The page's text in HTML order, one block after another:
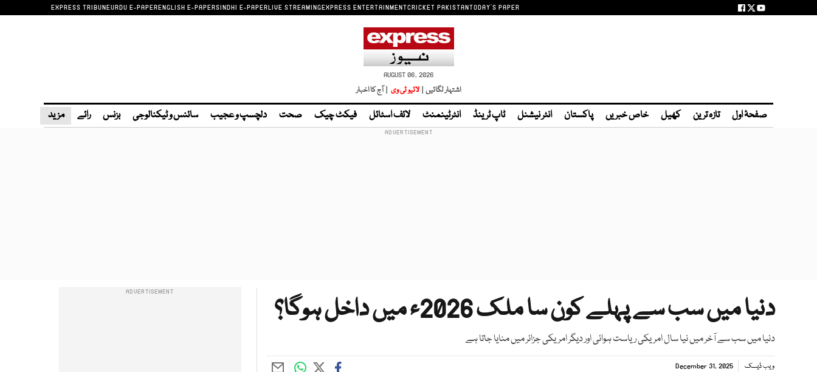
EXPRESS TRIBUNEURDU E-PAPERENGLISH E-PAPERSINDHI E-PAPERLIVE STREAMINGEXPRESS ENTERTAINMENTCRICKET PAKISTANTODAY'S PAPER
AUGUST 06, 2026
اشتہار لگائیں | لائیو ٹی وی | آج کا اخبار
صفحۂ اول تازہ ترین کھیل خاص خبریں پاکستان انٹر نیشنل ٹاپ ٹرینڈ انٹرٹینمنٹ لائف اسٹائل فیکٹ چیک صحت دلچسپ و عجیب سائنس و ٹیکنالوجی بزنس رائے مزید
دنیا میں سب سے پہلے کون سا ملک 2026ء میں داخل ہوگا؟
دنیا میں سب سے آخر میں نیا سال امریکی ریاست ہوائی اور دیگر امریکی جزائر میں منایا جاتا ہے
ویب ڈیسک December 31, 2025